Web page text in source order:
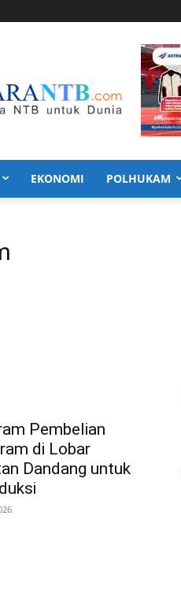
EKONOMI POLHUKAM
Pembelian
di Lobar
Dandang untuk